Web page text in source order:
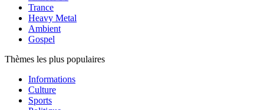
Trance
Heavy Metal
Ambient
Gospel
Thèmes les plus populaires
Informations
Culture
Sports